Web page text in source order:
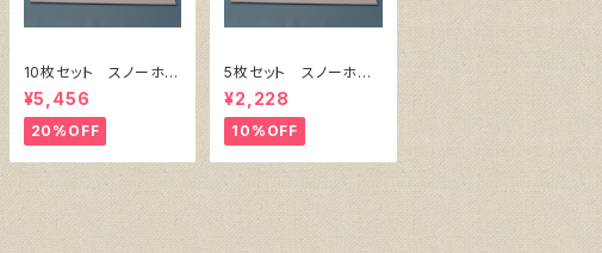
10枚セット スノーホワ
イト・キャンバスボー
ド F6 サイズ 410
㎜x318㎜
¥5,456
20%OFF
5枚セット スノーホワ
イト・キャンバスボー
ド F4 サイズ 333
㎜x242㎜
¥2,228
10%OFF